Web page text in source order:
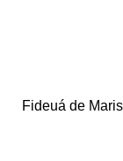
Fideuá de